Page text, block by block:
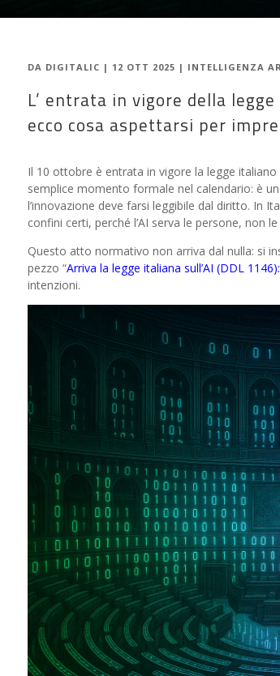
DA DIGITALIC | 12 OTT 2025 | INTELLIGENZA
L’ entrata in vigore della
ecco cosa aspettarsi per
Il 10 ottobre è entrata in vigore la legge italiano
semplice momento formale nel calendario: è
l’innovazione deve farsi leggibile dal diritto. In
confini certi, perché l’AI serva le persone, non
Questo atto normativo non arriva dal nulla: si
pezzo “Arriva la legge italiana sull’AI (DDL
intenzioni.